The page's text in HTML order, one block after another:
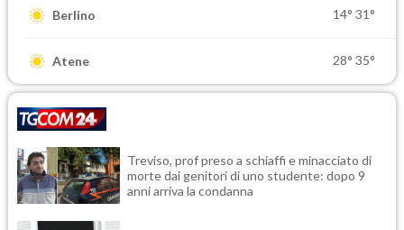
Berlino 14° 31°
Atene 28° 35°
Treviso, prof preso a schiaffi e minacciato di
morte dai genitori di uno studente: dopo 9
anni arriva la condanna